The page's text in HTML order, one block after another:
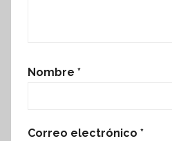
Nombre *
Correo electrónico *